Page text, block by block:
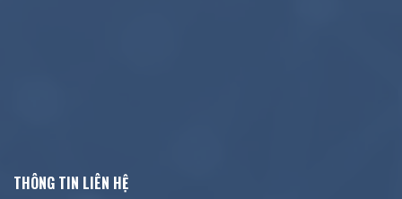
THÔNG TIN LIÊN HỆ